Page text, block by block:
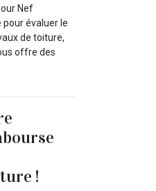
Nef
pour évaluer le
de toiture,
offre des
!